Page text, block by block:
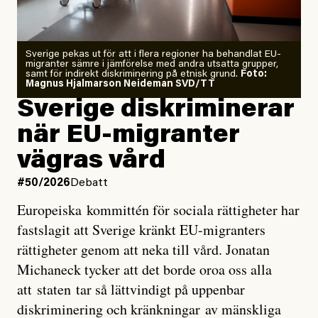
starkaste som uppmätts
Zeke Hausfather är chockad igen efter att ha
analyserat hur de olika klimatmodellerna bedömer
läget för hur den begynnande El Niño-händelsen ska
utveckla sig. El Niño är ett återkommande
väderfenomen som uppstår när havsvattnet i delar av
Stilla havet blir ovanligt varmt. Det påverkar vädret
över stora delar av världen och under
forskare allt oftare varnat för att den här El Niñon
Det verkar vara en underdrift, menar nu Zeke
Hausfather.
”Det ser ut som att årets El Niño inte bara med stor
sannolikhet kommer att bli den starkaste sedan
Sverige pekas ut för att i flera regioner ha behandlat EU-
migranter sämre i jämförelse med andra utsatta grupper,
samt för indirekt diskriminering på etnisk grund. Foto:
Magnus Hjalmarson Neideman SVD/TT
Sverige diskriminerar
när EU-migranter
vägras vård
#50/2026 Debatt
Europeiska kommittén för sociala rättigheter har
fastslagit att Sverige kränkt EU-migranters
rättigheter genom att neka till vård. Jonatan
Michaneck tycker att det borde oroa oss alla
att staten tar så lättvindigt på uppenbar
diskriminering och kränkningar av mänskliga